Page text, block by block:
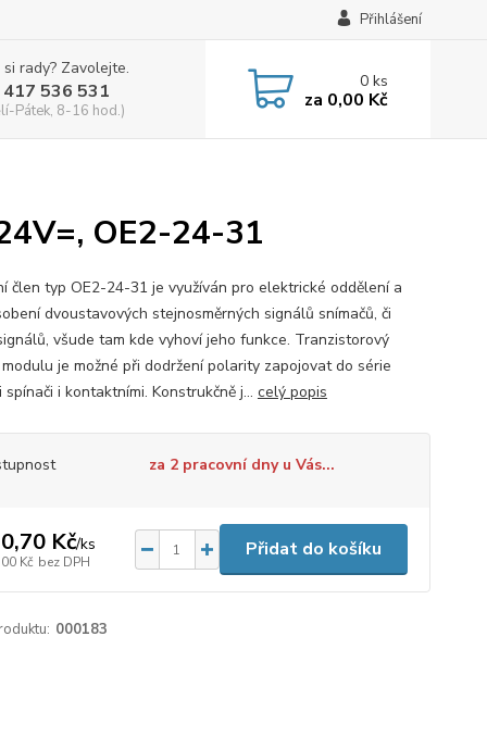
Přihlášení
rady? Zavolejte.
536 531
Pátek, 8-16 hod.)
0ks
za 0,00 Kč
OE2-24-31
člen typ OE2-24-31 je využíván pro elektrické oddělení a
dvoustavových stejnosměrných signálů snímačů, či
všude tam kde vyhoví jeho funkce. Tranzistorový
je možné při dodržení polarity zapojovat do série
spínači i kontaktními. Konstrukčně j... celý popis
za 2 pracovní dny u Vás...
Kč/ks
Kč bez DPH
Přidat do košíku
000183